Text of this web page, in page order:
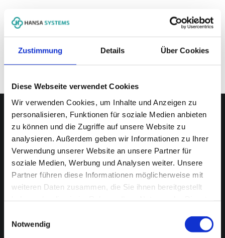
Zustimmung Details Über Cookies
Diese Webseite verwendet Cookies
Wir verwenden Cookies, um Inhalte und Anzeigen zu
personalisieren, Funktionen für soziale Medien anbieten
zu können und die Zugriffe auf unsere Website zu
analysieren. Außerdem geben wir Informationen zu Ihrer
Verwendung unserer Website an unsere Partner für
soziale Medien, Werbung und Analysen weiter. Unsere
Partner führen diese Informationen möglicherweise mit
weiteren Daten zusammen, die Sie ihnen bereitgestellt
Notwendig